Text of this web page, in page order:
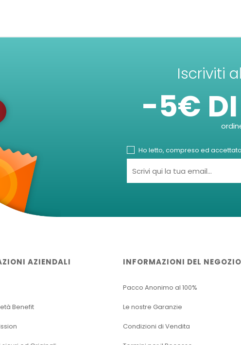
Iscriviti
-5€ DI
Ho letto, compreso ed
AZIENDALI
Benefit
INFORMAZIONI DEL NEGOZIO
Pacco Anonimo al 100%
Le nostre Garanzie
Condizioni di Vendita